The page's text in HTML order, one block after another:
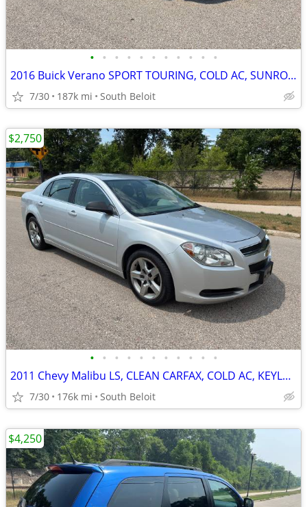
• • • • • • • • • • •
2016 Buick Verano SPORT TOURING, COLD AC, SUNROOF, BACKUP CAMERA, NICE
7/30 187k mi South Beloit
• • • • • • • • • • •
2011 Chevy Malibu LS, CLEAN CARFAX, COLD AC, KEYLESS ENTRY, GAS SAVER
7/30 176k mi South Beloit
$2,750
$4,250